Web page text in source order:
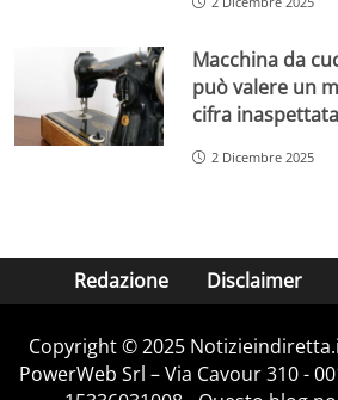
Macchina da
può valere un
cifra inaspettata
2 Dicembre 2025
Redazione Disclaimer
Copyright © 2025
PowerWeb Srl – Via Cavour 310 -